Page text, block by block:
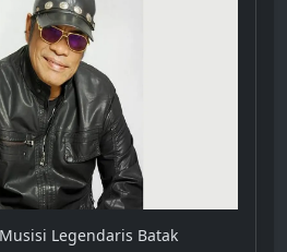
Legendaris Batak